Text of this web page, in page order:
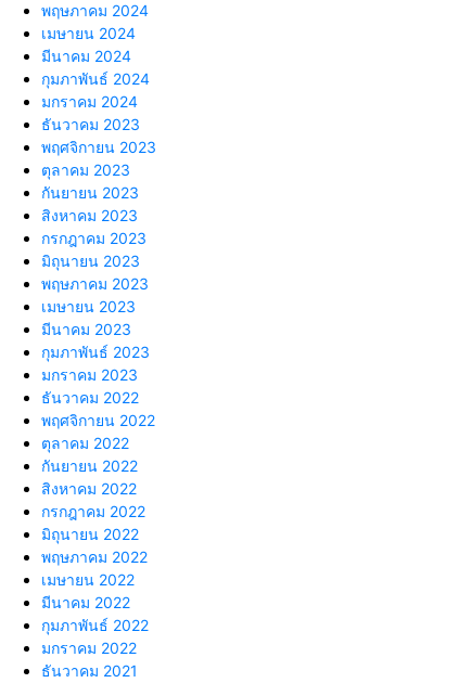
พฤษภาคม 2024
เมษายน 2024
มีนาคม 2024
กุมภาพันธ์ 2024
มกราคม 2024
ธันวาคม 2023
พฤศจิกายน 2023
ตุลาคม 2023
กันยายน 2023
สิงหาคม 2023
กรกฎาคม 2023
มิถุนายน 2023
พฤษภาคม 2023
เมษายน 2023
มีนาคม 2023
กุมภาพันธ์ 2023
มกราคม 2023
ธันวาคม 2022
พฤศจิกายน 2022
ตุลาคม 2022
กันยายน 2022
สิงหาคม 2022
กรกฎาคม 2022
มิถุนายน 2022
พฤษภาคม 2022
เมษายน 2022
มีนาคม 2022
กุมภาพันธ์ 2022
มกราคม 2022
ธันวาคม 2021